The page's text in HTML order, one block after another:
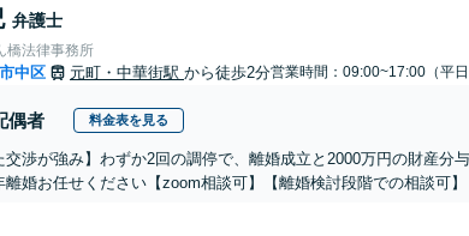
弁護士
橋法律事務所
中区 元町・中華街駅 から徒歩2分営業時間：09:00~17:00（平日
偶者 料金表を見る
交渉が強み】わずか2回の調停で、離婚成立と2000万円の財産分
離婚お任せください【zoom相談可】【離婚検討段階での相談可】